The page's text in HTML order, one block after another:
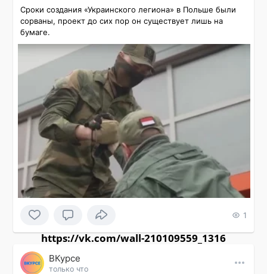
Сроки создания «Украинского легиона» в Польше были
сорваны, проект до сих пор он существует лишь на
бумаге.
1
https://vk.com/wall-210109559_1316
ВКурсе
только что